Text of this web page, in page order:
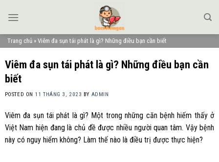
Trang chủ » Viêm đa sụn tái phát là gì? Những điều bạn cần biết
Viêm đa sụn tái phát là gì? Những điều bạn cần
biết
POSTED ON 11 THÁNG 3, 2023 BY ADMIN
Viêm đa sụn tái phát là gì? Một trong những căn bệnh hiếm thấy ở
Việt Nam hiện đang là chủ đề được nhiều người quan tâm. Vậy bệnh
này có nguy hiểm không? Làm thế nào là điều trị được thực hiện?